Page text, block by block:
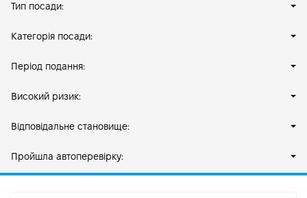
Тип посади:
Категорія посади:
Період подання:
Високий ризик:
Відповідальне становище:
Пройшла автоперевірку: